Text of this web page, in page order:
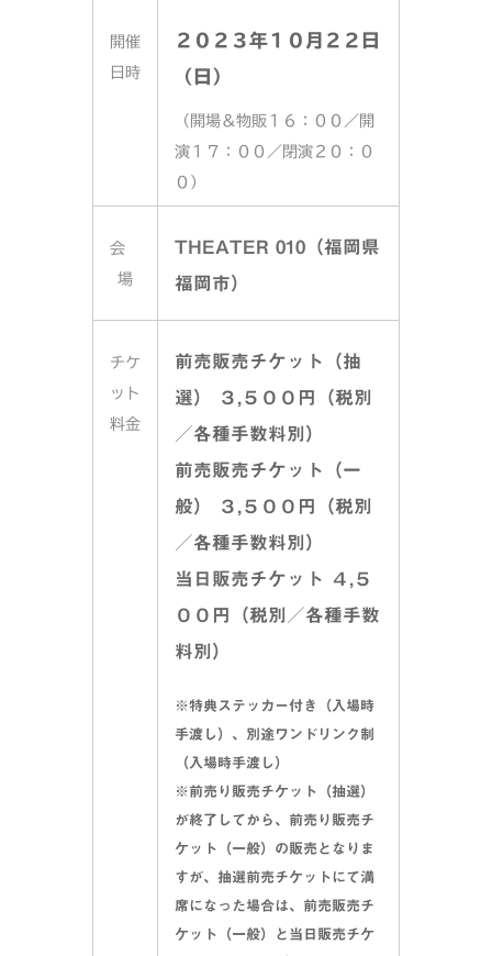
開催
日時
２０２３年１０月２２日
（日）
（開場＆物販１６：００／開
演１７：００／閉演２０：０
０）
会
場
THEATER 010 （福岡県
福岡市）
チケ
ット
料金
前売販売チケット（抽
選） ３,５００円（税別
／各種手数料別）
前売販売チケット（一
般） ３,５００円（税別
／各種手数料別）
当日販売チケット ４,５
００円（税別／各種手数
料別）
※特典ステッカー付き（入場時
手渡し）、別途ワンドリンク制
（入場時手渡し）
※前売り販売チケット（抽選）
が終了してから、前売り販売チ
ケット（一般）の販売となりま
すが、抽選前売チケットにて満
席になった場合は、前売販売チ
ケット（一般）と当日販売チケ